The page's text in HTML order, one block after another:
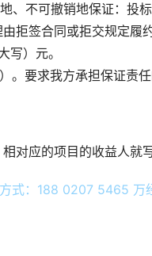
、不可撤销地保证：投
拒签合同或拒交规定履
）元。
要求我方承担保证责
对应的项目的收益人就
式：188 0207 5465 万